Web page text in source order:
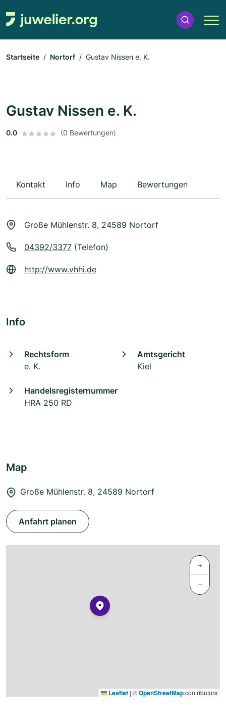
Startseite Nortorf Gustav Nissen e. K.
Gustav Nissen e. K.
0.0 (0 Bewertungen)
Kontakt Info Map Bewertungen
Große Mühlenstr. 8, 24589 Nortorf
04392/3377 (Telefon)
http://www.vhhi.de
Info
Rechtsform
e. K.
Amtsgericht
Kiel
Handelsregisternummer
HRA 250 RD
Map
Große Mühlenstr. 8, 24589 Nortorf
Anfahrt planen
+
−
Leaflet | ©OpenStreetMapcontributors